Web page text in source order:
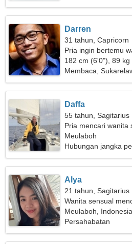
Darren
31 tahun, Capricorn
Pria ingin bertemu
182 cm (6'0"), 89 kg
Membaca,
Daffa
55 tahun, Sagitarius
Pria mencari wanita
Meulaboh
Hubungan jangka
Alya
21 tahun, Sagitarius
Wanita sensual
Meulaboh, Indonesia
Persahabatan